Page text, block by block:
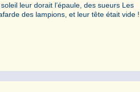
leur dorait l’épaule, des sueurs Les
des lampions, et leur tête était vide !